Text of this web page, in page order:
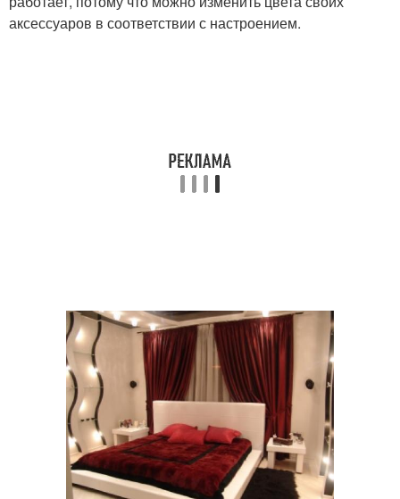
аксессуаров в соответствии с настроением.